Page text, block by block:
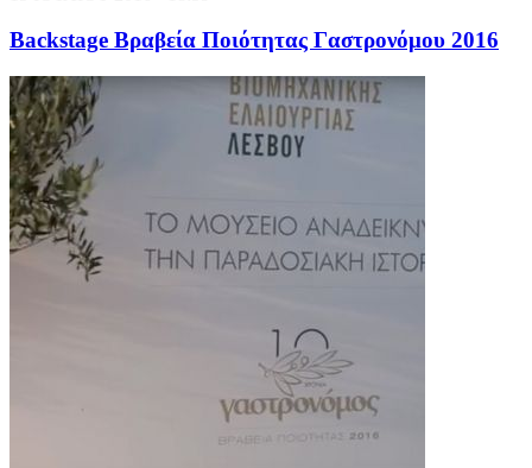
Backstage Βραβεία Ποιότητας Γαστρονόμου 2016